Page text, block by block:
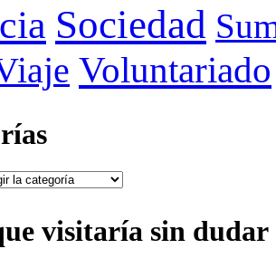
Sociedad
Voluntariado
visitaría sin dudar